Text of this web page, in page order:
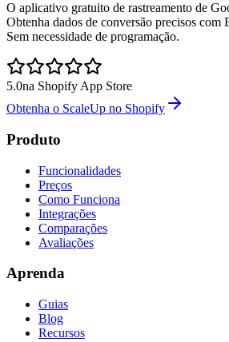
O aplicativo gratuito de rastreamento de
Obtenha dados de conversão precisos com
Sem necessidade de programação.
5.0na Shopify App Store
Obtenha o ScaleUp no Shopify
Produto
Funcionalidades
Preços
Como Funciona
Integrações
Comparações
Avaliações
Aprenda
Guias
Blog
Recursos